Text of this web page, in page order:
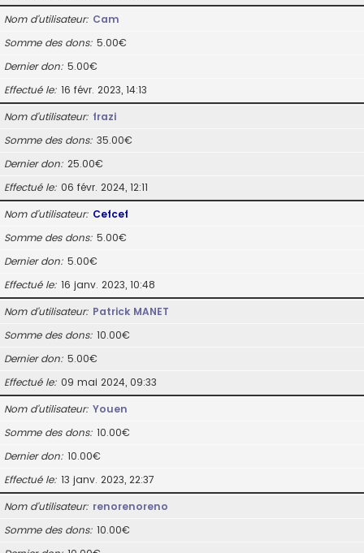
Nom d’utilisateur Cam
Somme des dons 5.00€
Dernier don 5.00€
Effectué le 16 févr. 2023, 14:13
Nom d’utilisateur frazi
Somme des dons 35.00€
Dernier don 25.00€
Effectué le 06 févr. 2024, 12:11
Nom d’utilisateur Cefcef
Somme des dons 5.00€
Dernier don 5.00€
Effectué le 16 janv. 2023, 10:48
Nom d’utilisateur Patrick MANET
Somme des dons 10.00€
Dernier don 5.00€
Effectué le 09 mai 2024, 09:33
Nom d’utilisateur Youen
Somme des dons 10.00€
Dernier don 10.00€
Effectué le 13 janv. 2023, 22:37
Nom d’utilisateur renorenoreno
Somme des dons 10.00€